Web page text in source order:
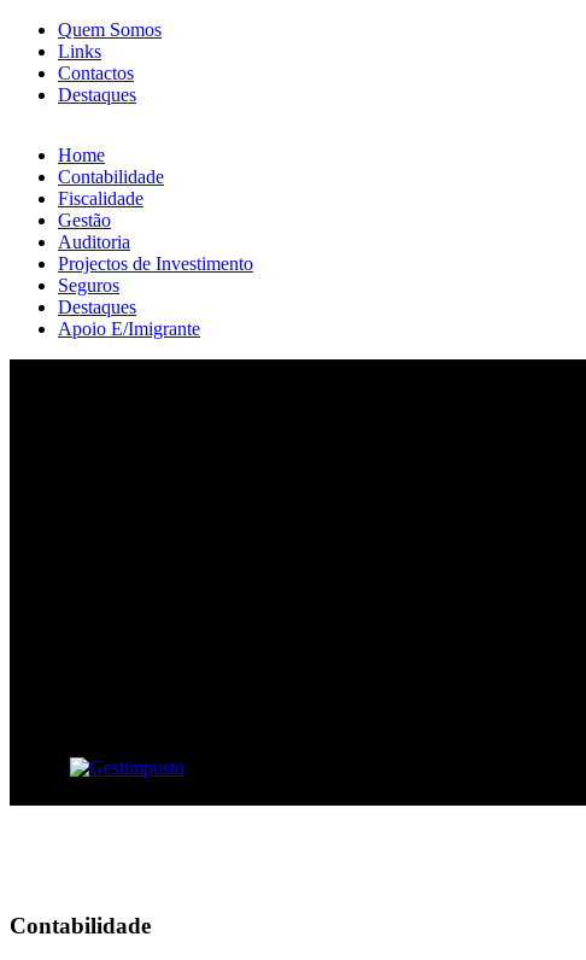
Quem Somos
Links
Contactos
Destaques
Home
Contabilidade
Fiscalidade
Gestão
Auditoria
Projectos de Investimento
Seguros
Destaques
Apoio E/Imigrante
Contabilidade